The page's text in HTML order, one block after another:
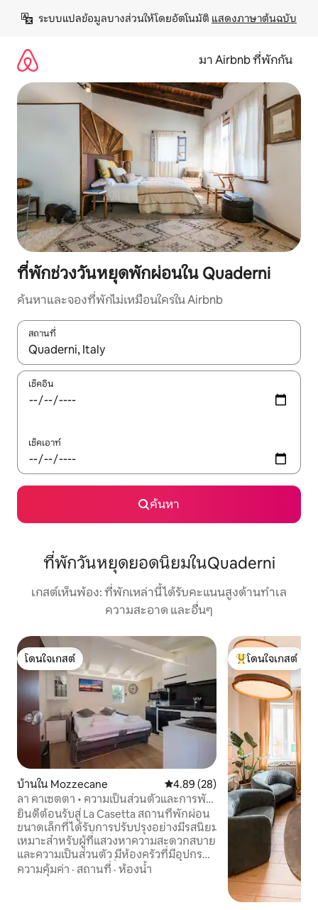
เนื้อหา
ระบบแปลข้อมูลบางส่วนให้โดยอัตโนมัติ แสดงภาษาต้นฉบับ
มา Airbnb ที่พักกัน
ที่พักช่วงวันหยุดพักผ่อนใน Quaderni
ค้นหาและจองที่พักไม่เหมือนใครใน Airbnb
สถานที่
ใช้ลูกศรขึ้นลง หรือใช้การสัมผัสหรือปัด เพื่อสำรวจผลการค้นหา
เช็คอิน
เช็คเอาท์
ค้นหา
ที่พักวันหยุดยอดนิยมในQuaderni
เกสต์เห็นพ้อง: ที่พักเหล่านี้ได้รับคะแนนสูงด้านทำเล
ความสะอาด และอื่นๆ
โดนใจเกสต์
โดนใจเกสต์
บ้านใน Mozzecane คะแนนเฉลี่ย 4.89 จาก 5, 28 รีวิว
4.89 (28)
ลา คาเซตตา • ความเป็นส่วนตัวและการพัก
ผ่อนระหว่างเวโรนาและมันโตวา
ยินดีต้อนรับสู่ La Casetta สถานที่พักผ่อน
ขนาดเล็กที่ได้รับการปรับปรุงอย่างมีรสนิยม
เหมาะสำหรับผู้ที่แสวงหาความสะดวกสบาย
และความเป็นส่วนตัว มีห้องครัวที่มีอุปกรณ์
ครบครัน เตียงโซฟาที่สะดวกสบาย และ
ความคุ้มค่า · สถานที่ · ห้องน้ำ
โดนใจเกสต์ที่สุด
โดนใจเกสต์